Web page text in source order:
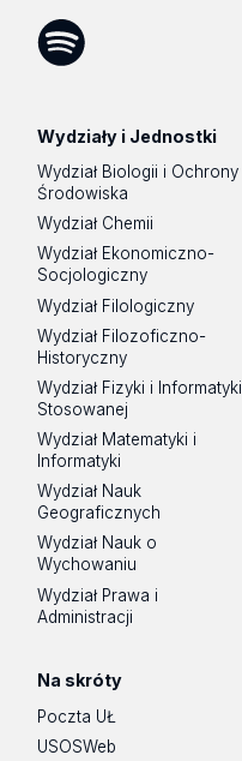
Wydziały i Jednostki
Wydział Biologii i Ochrony
Środowiska
Wydział Chemii
Wydział Ekonomiczno-
Socjologiczny
Wydział Filologiczny
Wydział Filozoficzno-
Historyczny
Wydział Fizyki i Informatyki
Stosowanej
Wydział Matematyki i
Informatyki
Wydział Nauk
Geograficznych
Wydział Nauk o
Wychowaniu
Wydział Prawa i
Administracji
Na skróty
Poczta UŁ
USOSWeb